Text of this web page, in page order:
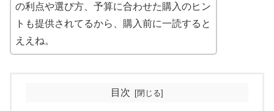
の利点や選び方、予算に合わせた購入のヒン
トも提供されてるから、購入前に一読すると
ええね。
目次